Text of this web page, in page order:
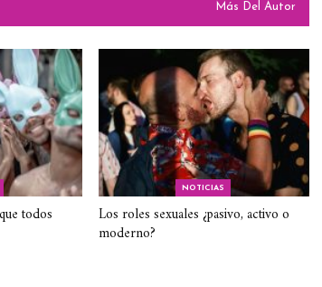
Más Del Autor
todos
NOTICIAS
Los roles sexuales ¿pasivo, activo o
moderno?